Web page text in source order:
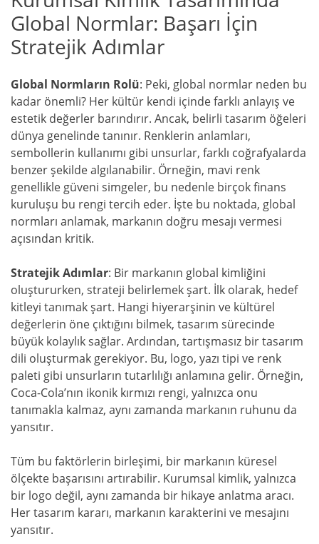
Global Normlar: Başarı İçin
Stratejik Adımlar
Global Normların Rolü: Peki, global normlar neden bu
kadar önemli? Her kültür kendi içinde farklı anlayış ve
estetik değerler barındırır. Ancak, belirli tasarım öğeleri
dünya genelinde tanınır. Renklerin anlamları,
sembollerin kullanımı gibi unsurlar, farklı coğrafyalarda
benzer şekilde algılanabilir. Örneğin, mavi renk
genellikle güveni simgeler, bu nedenle birçok finans
kuruluşu bu rengi tercih eder. İşte bu noktada, global
normları anlamak, markanın doğru mesajı vermesi
açısından kritik.
Stratejik Adımlar: Bir markanın global kimliğini
oluştururken, strateji belirlemek şart. İlk olarak, hedef
kitleyi tanımak şart. Hangi hiyerarşinin ve kültürel
değerlerin öne çıktığını bilmek, tasarım sürecinde
büyük kolaylık sağlar. Ardından, tartışmasız bir tasarım
dili oluşturmak gerekiyor. Bu, logo, yazı tipi ve renk
paleti gibi unsurların tutarlılığı anlamına gelir. Örneğin,
Coca-Cola’nın ikonik kırmızı rengi, yalnızca onu
tanımakla kalmaz, aynı zamanda markanın ruhunu da
yansıtır.
Tüm bu faktörlerin birleşimi, bir markanın küresel
ölçekte başarısını artırabilir. Kurumsal kimlik, yalnızca
bir logo değil, aynı zamanda bir hikaye anlatma aracı.
Her tasarım kararı, markanın karakterini ve mesajını
yansıtır.